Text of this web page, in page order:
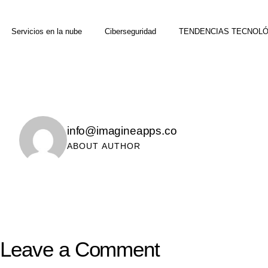
Servicios en la nube Ciberseguridad TENDENCIAS
info@imagineapps.co
ABOUT AUTHOR
Leave a Comment